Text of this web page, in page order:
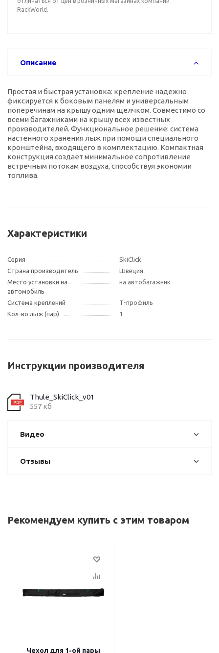
RackWorld.
Описание
Простая и быстрая установка: крепление надежно
фиксируется к боковым панелям и универсальным
поперечинам на крышу одним щелчком. Совместимо со
всеми багажниками на крышу всех известных
производителей. Функциональное решение: система
настенного хранения лыж при помощи специального
кронштейна, входящего в комплектацию. Компактная
конструкция создает минимальное сопротивление
встречным потокам воздуха, способствуя экономии
топлива.
Характеристики
Серия
SkiClick
Страна производитель
Швеция
Место установки на
автомобиль
на автобагажник
Система креплений
Т-профиль
Кол-во лыж (пар)
1
Инструкции производителя
Thule_SkiClick_v01
557 кб
Видео
Отзывы
Рекомендуем купить с этим товаром
Чехол для 1-ой пары